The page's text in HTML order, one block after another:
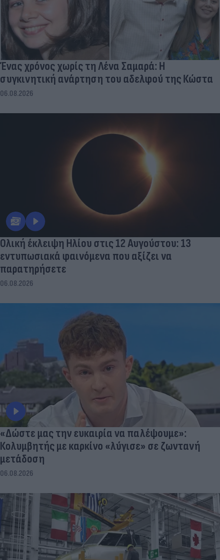
Ένας χρόνος χωρίς τη Λένα Σαμαρά: Η
συγκινητική ανάρτηση του αδελφού της Κώστα
06.08.2026
Ολική έκλειψη Ηλίου στις 12 Αυγούστου: 13
εντυπωσιακά φαινόμενα που αξίζει να
παρατηρήσετε
06.08.2026
«Δώστε μας την ευκαιρία να παλέψουμε»:
Κολυμβητής με καρκίνο «λύγισε» σε ζωντανή
μετάδοση
06.08.2026